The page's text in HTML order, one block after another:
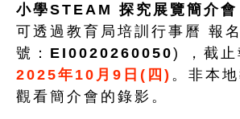
小學STEAM 探究展覽簡介會
可透過教育局 培訓行事曆 報
號： EI0020260050) ，截止
2025年10月9日(四) 。非本
觀看簡介會的錄影。